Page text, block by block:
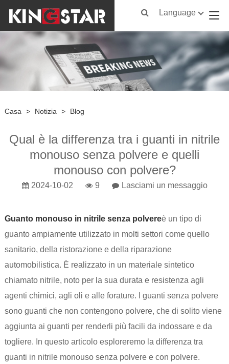
Language
Casa > Notizia > Blog
Qual è la differenza tra i guanti in nitrile
monouso senza polvere e quelli
monouso con polvere?
2024-10-02 9 Lasciami un messaggio
Guanto monouso in nitrile senza polvereè un tipo di
guanto ampiamente utilizzato in molti settori come quello
sanitario, della ristorazione e della riparazione
automobilistica. È realizzato in un materiale sintetico
chiamato nitrile, noto per la sua durata e resistenza agli
agenti chimici, agli oli e alle forature. I guanti senza polvere
sono guanti che non contengono polvere, che di solito viene
aggiunta ai guanti per renderli più facili da indossare e da
togliere. In questo articolo esploreremo la differenza tra
guanti in nitrile monouso senza polvere e con polvere.